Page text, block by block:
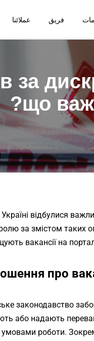
فريق عملائنا
що
відбулися
за змістом таких
вакансії на
про
законодавство
або надають
роботи.